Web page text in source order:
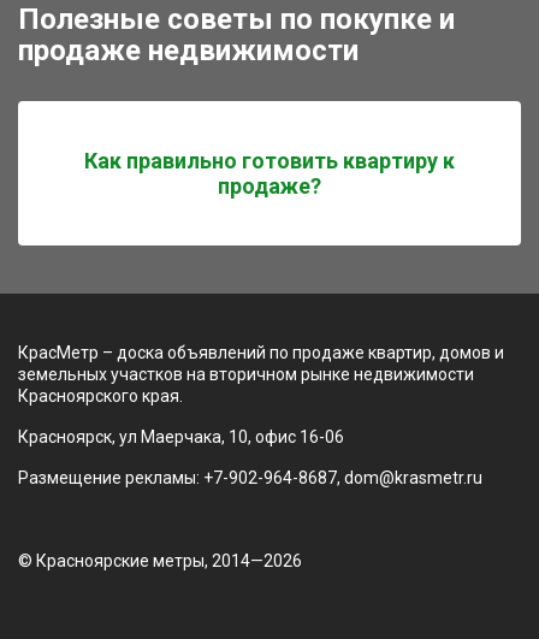
Полезные советы по покупке и
продаже недвижимости
Как правильно готовить квартиру к
продаже?
КрасМетр – доска объявлений по продаже квартир, домов и
земельных участков на вторичном рынке недвижимости
Красноярского края.
Красноярск, ул Маерчака, 10, офис 16-06
Размещение рекламы: +7-902-964-8687, dom@krasmetr.ru
© Красноярские метры, 2014—2026